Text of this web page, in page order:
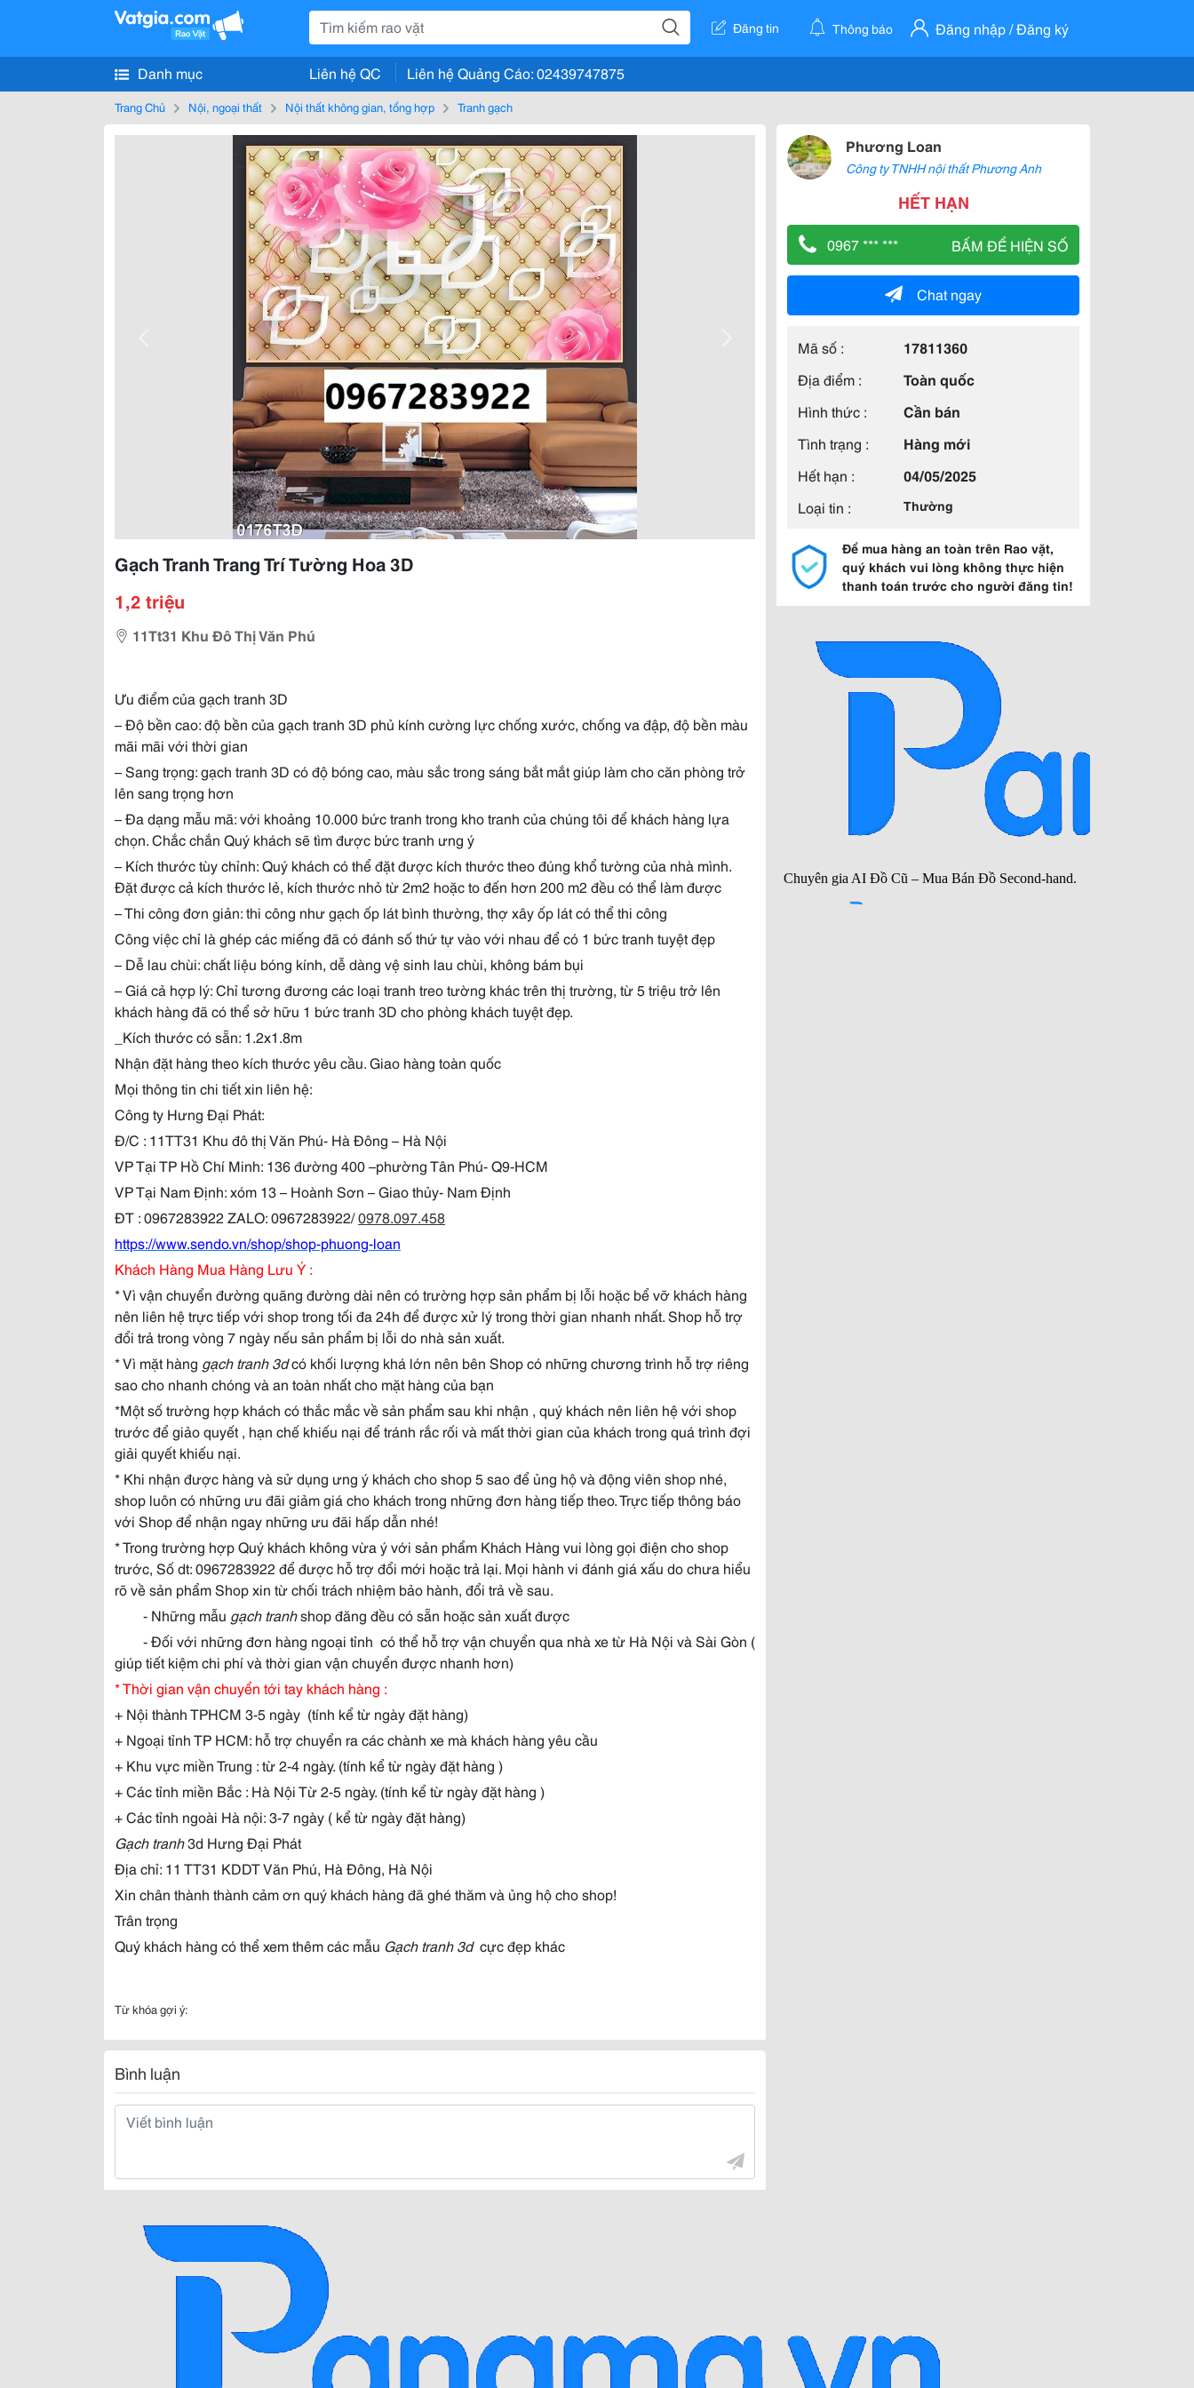
Đăng tin Thông báo Đăng nhập / Đăng ký
Danh mục Liên hệ QC Liên hệ Quảng Cáo: 02439747875
Trang Chủ Nội, ngoại thất Nội thất không gian, tổng hợp Tranh gạch
Gạch Tranh Trang Trí Tường Hoa 3D
1,2 triệu
11Tt31 Khu Đô Thị Văn Phú
Ưu điểm của gạch tranh 3D
– Độ bền cao: độ bền của gạch tranh 3D phủ kính cường lực chống xước, chống va đập, độ bền màu
mãi mãi với thời gian
– Sang trọng: gạch tranh 3D có độ bóng cao, màu sắc trong sáng bắt mắt giúp làm cho căn phòng trở
lên sang trọng hơn
– Đa dạng mẫu mã: với khoảng 10.000 bức tranh trong kho tranh của chúng tôi để khách hàng lựa
chọn. Chắc chắn Quý khách sẽ tìm được bức tranh ưng ý
– Kích thước tùy chỉnh: Quý khách có thể đặt được kích thước theo đúng khổ tường của nhà mình.
Đặt được cả kích thước lẻ, kích thước nhỏ từ 2m2 hoặc to đến hơn 200 m2 đều có thể làm được
– Thi công đơn giản: thi công như gạch ốp lát bình thường, thợ xây ốp lát có thể thi công
Công việc chỉ là ghép các miếng đã có đánh số thứ tự vào với nhau để có 1 bức tranh tuyệt đẹp
– Dễ lau chùi: chất liệu bóng kính, dễ dàng vệ sinh lau chùi, không bám bụi
– Giá cả hợp lý: Chỉ tương đương các loại tranh treo tường khác trên thị trường, từ 5 triệu trở lên
khách hàng đã có thể sở hữu 1 bức tranh 3D cho phòng khách tuyệt đẹp.
_Kích thước có sẵn: 1.2x1.8m
Nhận đặt hàng theo kích thước yêu cầu. Giao hàng toàn quốc
Mọi thông tin chi tiết xin liên hệ:
Công ty Hưng Đại Phát:
Đ/C : 11TT31 Khu đô thị Văn Phú- Hà Đông – Hà Nội
VP Tại TP Hồ Chí Minh: 136 đường 400 –phường Tân Phú- Q9-HCM
VP Tại Nam Định: xóm 13 – Hoành Sơn – Giao thủy- Nam Định
ĐT : 0967283922 ZALO: 0967283922/0978.097.458
https://www.sendo.vn/shop/shop-phuong-loan
Khách Hàng Mua Hàng Lưu Ý :
* Vì vận chuyển đường quãng đường dài nên có trường hợp sản phẩm bị lỗi hoặc bể vỡ khách hàng
nên liên hệ trực tiếp với shop trong tối đa 24h để được xử lý trong thời gian nhanh nhất. Shop hỗ trợ
đổi trả trong vòng 7 ngày nếu sản phẩm bị lỗi do nhà sản xuất.
* Vì mặt hàng gạch tranh 3dcó khối lượng khá lớn nên bên Shop có những chương trình hỗ trợ riêng
sao cho nhanh chóng và an toàn nhất cho mặt hàng của bạn
*Một số trường hợp khách có thắc mắc về sản phẩm sau khi nhận , quý khách nên liên hệ với shop
trước để giảo quyết , hạn chế khiếu nại để tránh rắc rối và mất thời gian của khách trong quá trình đợi
giải quyết khiếu nại.
* Khi nhận được hàng và sử dụng ưng ý khách cho shop 5 sao để ủng hộ và động viên shop nhé,
shop luôn có những ưu đãi giảm giá cho khách trong những đơn hàng tiếp theo. Trực tiếp thông báo
với Shop để nhận ngay những ưu đãi hấp dẫn nhé!
* Trong trường hợp Quý khách không vừa ý với sản phẩm Khách Hàng vui lòng gọi điện cho shop
trước, Số dt: 0967283922 để được hỗ trợ đổi mới hoặc trả lại. Mọi hành vi đánh giá xấu do chưa hiểu
rõ về sản phẩm Shop xin từ chối trách nhiệm bảo hành, đổi trả về sau.
- Những mẫu gạch tranhshop đăng đều có sẵn hoặc sản xuất được
- Đối với những đơn hàng ngoại tỉnh có thể hỗ trợ vận chuyển qua nhà xe từ Hà Nội và Sài Gòn (
giúp tiết kiệm chi phí và thời gian vận chuyển được nhanh hơn)
* Thời gian vận chuyển tới tay khách hàng :
+ Nội thành TPHCM 3-5 ngày (tính kể từ ngày đặt hàng)
+ Ngoại tỉnh TP HCM: hỗ trợ chuyển ra các chành xe mà khách hàng yêu cầu
+ Khu vực miền Trung : từ 2-4 ngày. (tính kể từ ngày đặt hàng )
+ Các tỉnh miền Bắc : Hà Nội Từ 2-5 ngày. (tính kể từ ngày đặt hàng )
+ Các tỉnh ngoài Hà nội: 3-7 ngày ( kể từ ngày đặt hàng)
Gạch tranh3d Hưng Đại Phát
Địa chỉ: 11 TT31 KDDT Văn Phú, Hà Đông, Hà Nội
Xin chân thành thành cảm ơn quý khách hàng đã ghé thăm và ủng hộ cho shop!
Trân trọng
Quý khách hàng có thể xem thêm các mẫu Gạch tranh 3d cực đẹp khác
Từ khóa gợi ý:
Bình luận
Phương Loan
Công ty TNHH nội thất Phương Anh
HẾT HẠN
0967 *** *** BẤM ĐỂ HIỆN SỐ
Chat ngay
Mã số :
17811360
Địa điểm :
Toàn quốc
Hình thức :
Cần bán
Tình trạng :
Hàng mới
Hết hạn :
04/05/2025
Loại tin :
Thường
Để mua hàng an toàn trên Rao vặt,
quý khách vui lòng không thực hiện
thanh toán trước cho người đăng tin!